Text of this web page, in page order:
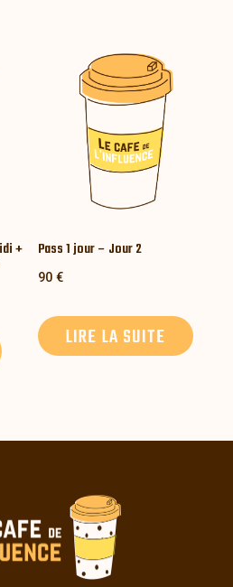
+ Pass 1 jour – Jour 2
90€
LIRE LA SUITE